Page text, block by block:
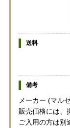
送料
備考
メーカー (マル
販売価格には、
ご入用の方は別